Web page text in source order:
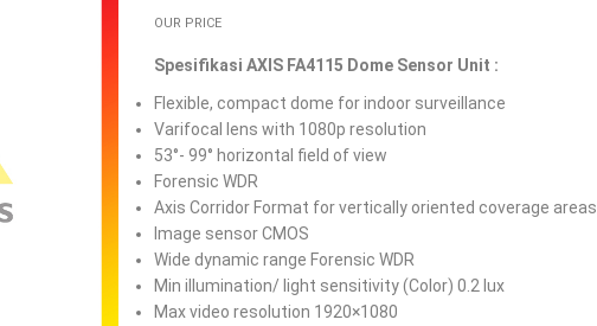
OUR PRICE
Spesifikasi AXIS FA4115 Dome Sensor Unit :
Flexible, compact dome for indoor surveillance
Varifocal lens with 1080p resolution
53°- 99° horizontal field of view
Forensic WDR
Axis Corridor Format for vertically oriented coverage areas
Image sensor CMOS
Wide dynamic range Forensic WDR
Min illumination/ light sensitivity (Color) 0.2 lux
Max video resolution 1920×1080